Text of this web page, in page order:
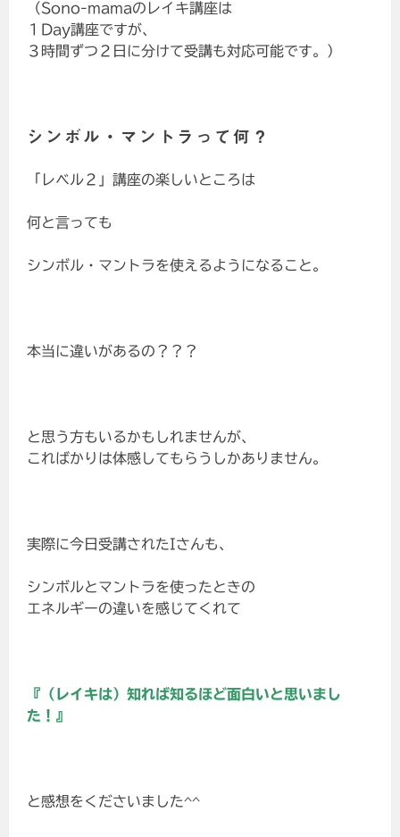
（Sono-mamaのレイキ講座は
１Day講座ですが、
３時間ずつ２日に分けて受講も対応可能です。）
シンボル・マントラって何？
「レベル２」講座の楽しいところは
何と言っても
シンボル・マントラを使えるようになること。
本当に違いがあるの？？？
と思う方もいるかもしれませんが、
こればかりは体感してもらうしかありません。
実際に今日受講されたIさんも、
シンボルとマントラを使ったときの
エネルギーの違いを感じてくれて
『（レイキは）知れば知るほど面白いと思いまし
た！』
と感想をくださいました^^